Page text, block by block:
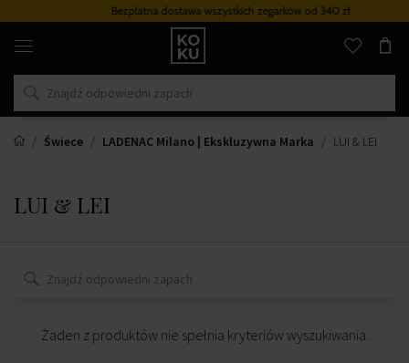
Bezpłatna dostawa wszystkich zegarkówod 340 zł
Oryginalne
perfumy
zegarki
w
miejscu
Świece
LADENAC Milano | Ekskluzywna Marka LUI & LEI
LUI & LEI
Żaden z produktów nie spełnia kryteriów wyszukiwania.